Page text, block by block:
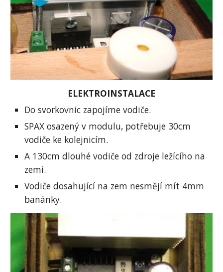
ELEKTROINSTALACE
Do svorkovnic zapojíme vodiče.
SPAX osazený v modulu, potřebuje 30cm
vodiče ke kolejnicím.
A 130cm dlouhé vodiče od zdroje ležícího na
zemi.
Vodiče dosahující na zem nesmějí mít 4mm
banánky.